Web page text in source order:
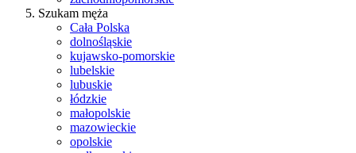
Szukam męża
Cała Polska
dolnośląskie
kujawsko-pomorskie
lubelskie
lubuskie
łódzkie
małopolskie
mazowieckie
opolskie